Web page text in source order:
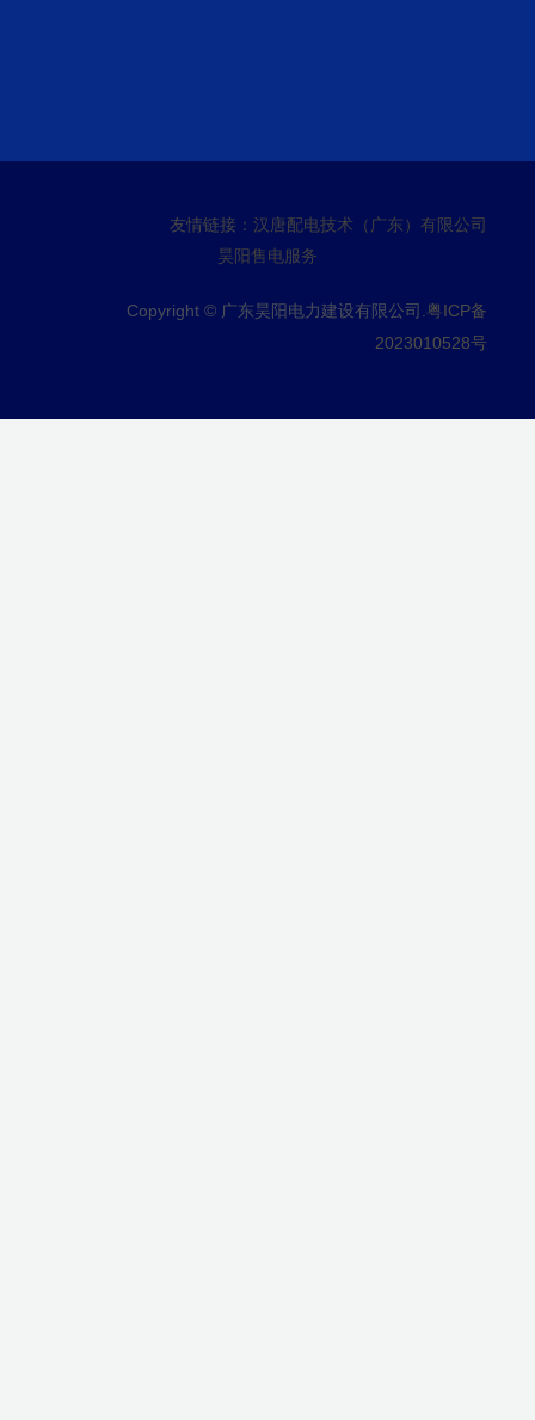
友情链接： 汉唐配电技术（广东）有限公司
昊阳售电服务
Copyright © 广东昊阳电力建设有限公司.粤ICP备
2023010528号